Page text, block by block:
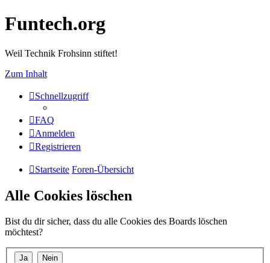
Funtech.org
Weil Technik Frohsinn stiftet!
Zum Inhalt
Schnellzugriff
FAQ
Anmelden
Registrieren
Startseite Foren-Übersicht
Alle Cookies löschen
Bist du dir sicher, dass du alle Cookies des Boards löschen
möchtest?